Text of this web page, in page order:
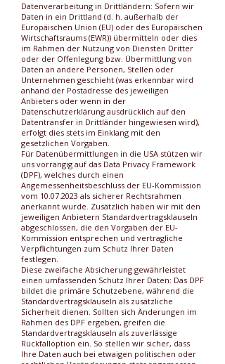
Datenverarbeitung in Drittländern: Sofern wir
Daten in ein Drittland (d. h. außerhalb der
Europäischen Union (EU) oder des Europäischen
Wirtschaftsraums (EWR)) übermitteln oder dies
im Rahmen der Nutzung von Diensten Dritter
oder der Offenlegung bzw. Übermittlung von
Daten an andere Personen, Stellen oder
Unternehmen geschieht (was erkennbar wird
anhand der Postadresse des jeweiligen
Anbieters oder wenn in der
Datenschutzerklärung ausdrücklich auf den
Datentransfer in Drittländer hingewiesen wird),
erfolgt dies stets im Einklang mit den
gesetzlichen Vorgaben.
Für Datenübermittlungen in die USA stützen wir
uns vorrangig auf das Data Privacy Framework
(DPF), welches durch einen
Angemessenheitsbeschluss der EU-Kommission
vom 10.07.2023 als sicherer Rechtsrahmen
anerkannt wurde. Zusätzlich haben wir mit den
jeweiligen Anbietern Standardvertragsklauseln
abgeschlossen, die den Vorgaben der EU-
Kommission entsprechen und vertragliche
Verpflichtungen zum Schutz Ihrer Daten
festlegen.
Diese zweifache Absicherung gewährleistet
einen umfassenden Schutz Ihrer Daten: Das DPF
bildet die primäre Schutzebene, während die
Standardvertragsklauseln als zusätzliche
Sicherheit dienen. Sollten sich Änderungen im
Rahmen des DPF ergeben, greifen die
Standardvertragsklauseln als zuverlässige
Rückfalloption ein. So stellen wir sicher, dass
Ihre Daten auch bei etwaigen politischen oder